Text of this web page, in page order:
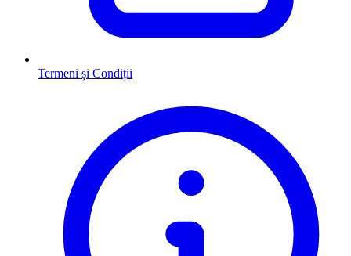
Termeni și Condiții